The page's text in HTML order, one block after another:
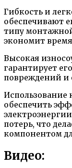
Гибкость и
обеспечивают
типу
экономит
Высокая
гарантирует
повреждений и
Использование
обеспечить
потерь, что
компонентом
Видео: